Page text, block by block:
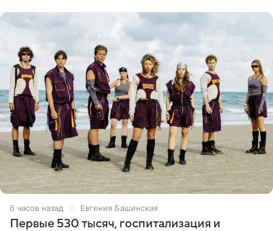
6 часов назад Евгения Башинская
Первые 530 тысяч, госпитализация и